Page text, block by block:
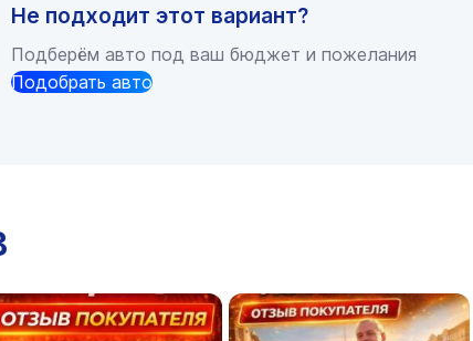
Не подходит этот вариант?
Подберём авто под ваш бюджет и пожелания
Подобрать авто